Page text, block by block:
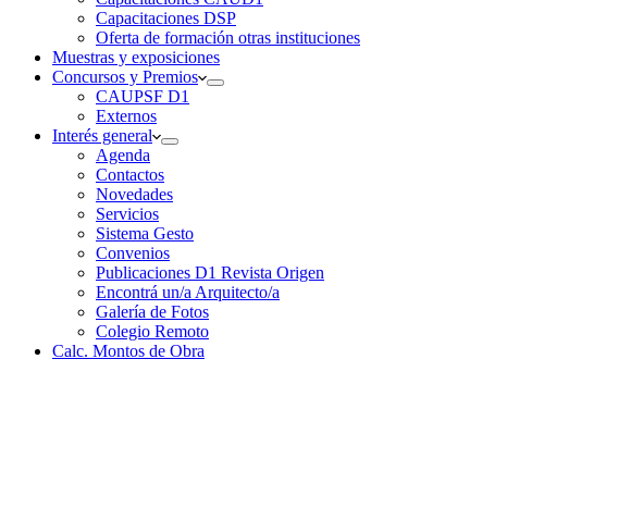
Capacitaciones DSP
Oferta de formación otras instituciones
Muestras y exposiciones
Concursos y Premios
CAUPSF D1
Externos
Interés general
Agenda
Contactos
Novedades
Servicios
Sistema Gesto
Convenios
Publicaciones D1 Revista Origen
Encontrá un/a Arquitecto/a
Galería de Fotos
Colegio Remoto
Calc. Montos de Obra